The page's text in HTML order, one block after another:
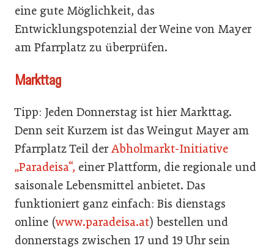
eine gute Möglichkeit, das
Entwicklungspotenzial der Weine von Mayer
am Pfarrplatz zu überprüfen.
Markttag
Tipp: Jeden Donnerstag ist hier Markttag.
Denn seit Kurzem ist das Weingut Mayer am
Pfarrplatz Teil der Abholmarkt-Initiative
„Paradeisa“, einer Plattform, die regionale und
saisonale Lebensmittel anbietet. Das
funktioniert ganz einfach: Bis dienstags
online (www.paradeisa.at) bestellen und
donnerstags zwischen 17 und 19 Uhr sein